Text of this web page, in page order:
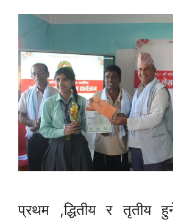
प्रथम ,द्धितीय र तृतीय हुने